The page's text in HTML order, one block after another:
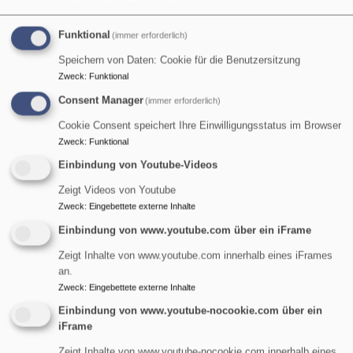
Die Verarbeitung dieser personenbezogenen Daten erfolgt
sicherheitsrelevanten Gründen sowie zur Optimierung der
Website. Rückschlüsse auf Ihre Person sind nicht möglich.
Diese Datenverarbeitung dient der Erfüllung unserer
Aufgaben. Das heißt, sie ist nach § 6 Ziffer 3 DSG-EKD
zulässig. Wir führen diese personenbezogenen Daten
nicht mit anderen Datenquellen zusammen. Eine
Betrieb unserer Website erforderlich ist. Eine Übermittlung
in ein Drittland oder an eine internationale Organisation ist
nicht beabsichtigt.
Die Log-Dateien werden max. 30 Tage auf unseren
Servern gespeichert.
OpenStreetMap
Um geographische Informationen zu visualisieren, sind auf
Funktional (immer erforderlich)
Speichern von Daten: Cookie für die Benutzersitzung
Zweck: Funktional
Consent Manager(immer erforderlich)
Cookie Consent speichert Ihre Einwilligungsstatus im Browser
Zweck: Funktional
Einbindung von Youtube-Videos
Zeigt Videos von Youtube
Zweck: Eingebettete externe Inhalte
Einbindung von www.youtube.com über ein iFrame
Zeigt Inhalte von www.youtube.com innerhalb eines iFrames
an.
Zweck: Eingebettete externe Inhalte
Einbindung von www.youtube-nocookie.com über ein
iFrame